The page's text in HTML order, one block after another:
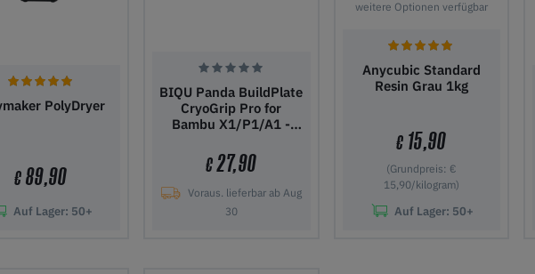
PolyDryer
€89,90
Auf Lager: 50+
BIQU Panda BuildPlate
CryoGrip Pro for
Bambu X1/P1/A1 -
€27,90
Voraus. lieferbar ab Aug
30
weitere Optionen verfügbar
Anycubic Standard
Resin Grau 1kg
€ 15,90
(Grundpreis: €
15,90/kilogram)
Auf Lager: 50+